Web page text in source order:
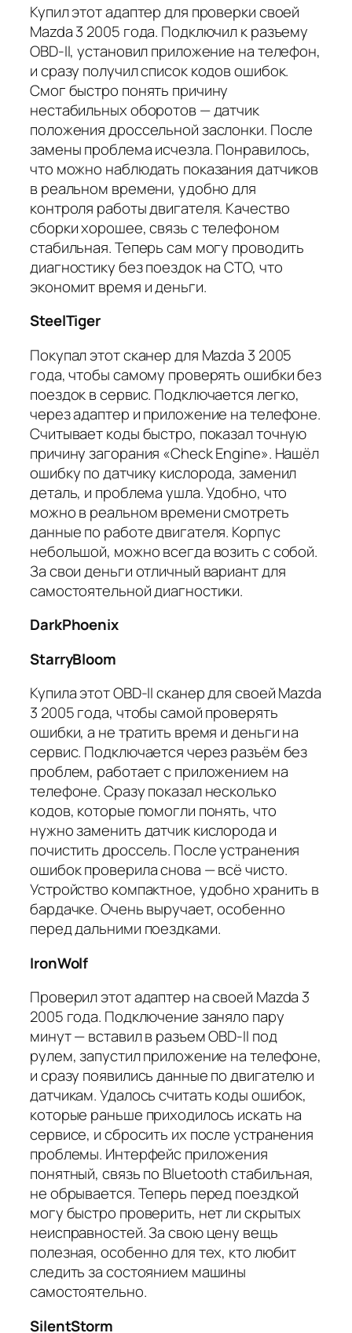
Купил этот адаптер для проверки своей
Mazda 3 2005 года. Подключил к разъему
OBD-II, установил приложение на телефон,
и сразу получил список кодов ошибок.
Смог быстро понять причину
нестабильных оборотов — датчик
положения дроссельной заслонки. После
замены проблема исчезла. Понравилось,
что можно наблюдать показания датчиков
в реальном времени, удобно для
контроля работы двигателя. Качество
сборки хорошее, связь с телефоном
стабильная. Теперь сам могу проводить
диагностику без поездок на СТО, что
экономит время и деньги.
SteelTiger
Покупал этот сканер для Mazda 3 2005
года, чтобы самому проверять ошибки без
поездок в сервис. Подключается легко,
через адаптер и приложение на телефоне.
Считывает коды быстро, показал точную
причину загорания «Check Engine». Нашёл
ошибку по датчику кислорода, заменил
деталь, и проблема ушла. Удобно, что
можно в реальном времени смотреть
данные по работе двигателя. Корпус
небольшой, можно всегда возить с собой.
За свои деньги отличный вариант для
самостоятельной диагностики.
DarkPhoenix
StarryBloom
Купила этот OBD-II сканер для своей Mazda
3 2005 года, чтобы самой проверять
ошибки, а не тратить время и деньги на
сервис. Подключается через разъём без
проблем, работает с приложением на
телефоне. Сразу показал несколько
кодов, которые помогли понять, что
нужно заменить датчик кислорода и
почистить дроссель. После устранения
ошибок проверила снова — всё чисто.
Устройство компактное, удобно хранить в
бардачке. Очень выручает, особенно
перед дальними поездками.
IronWolf
Проверил этот адаптер на своей Mazda 3
2005 года. Подключение заняло пару
минут — вставил в разъем OBD-II под
рулем, запустил приложение на телефоне,
и сразу появились данные по двигателю и
датчикам. Удалось считать коды ошибок,
которые раньше приходилось искать на
сервисе, и сбросить их после устранения
проблемы. Интерфейс приложения
понятный, связь по Bluetooth стабильная,
не обрывается. Теперь перед поездкой
могу быстро проверить, нет ли скрытых
неисправностей. За свою цену вещь
полезная, особенно для тех, кто любит
следить за состоянием машины
самостоятельно.
SilentStorm